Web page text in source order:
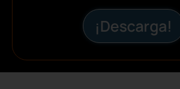
¡Descarga!